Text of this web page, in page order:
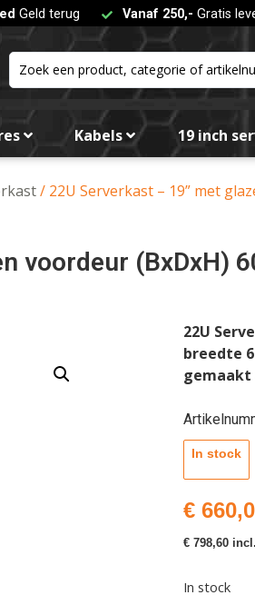
Geld terug Vanaf 250,- Gratis
Kabels 19 inch
/ 22U Serverkast – 19” met
voordeur (BxDxH)
22U
breedte
gemaakt
In stock
€
€ 798,60
In stock